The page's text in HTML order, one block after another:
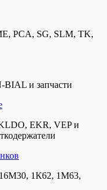
PCA, SG, SLM, TK,
и запчасти
EKR, VEP и
1К62, 1М63,